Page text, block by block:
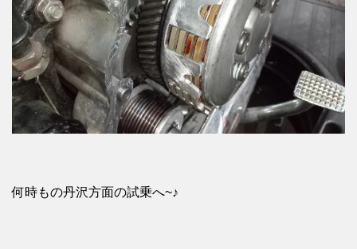
何時もの丹沢方面の試乗へ~♪